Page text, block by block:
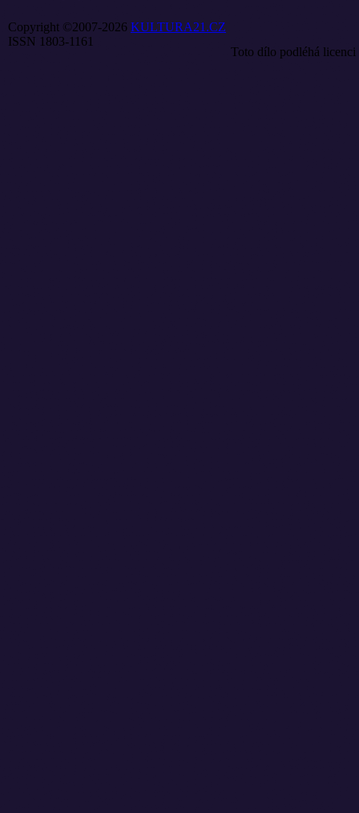
Copyright ©2007-2026 KULTURA21.CZ
ISSN 1803-1161
Toto dílo podléhá licenci